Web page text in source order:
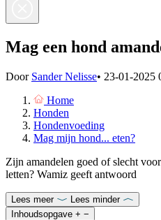
Mag een hond
Door Sander Nelisse• 23-01-2025
Home
Honden
Hondenvoeding
Mag mijn hond... eten?
Zijn amandelen goed of slecht
letten? Wamiz geeft antwoord
Lees meer
Lees minder
Inhoudsopgave + −